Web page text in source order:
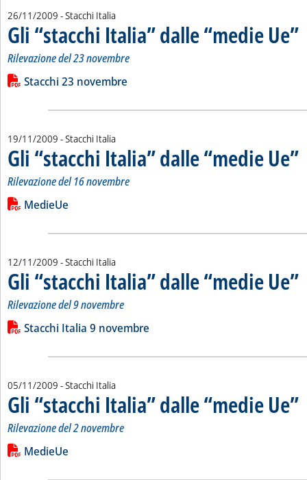
26/11/2009 - Stacchi Italia
Gli “stacchi Italia” dalle “medie Ue”..
Rilevazione del 23 novembre
Leggi tutta la notizia: 'Gli “stacchi Italia” dalle “medie Ue”'
Lista allegati PDF alla notizia
Stacchi 23 novembre
19/11/2009 - Stacchi Italia
Gli “stacchi Italia” dalle “medie Ue”..
Rilevazione del 16 novembre
Leggi tutta la notizia: 'Gli “stacchi Italia” dalle “medie Ue”'
Lista allegati PDF alla notizia
MedieUe
12/11/2009 - Stacchi Italia
Gli “stacchi Italia” dalle “medie Ue”..
Rilevazione del 9 novembre
Leggi tutta la notizia: 'Gli “stacchi Italia” dalle “medie Ue”'
Lista allegati PDF alla notizia
Stacchi Italia 9 novembre
05/11/2009 - Stacchi Italia
Gli “stacchi Italia” dalle “medie Ue”..
Rilevazione del 2 novembre
Leggi tutta la notizia: 'Gli “stacchi Italia” dalle “medie Ue”'
Lista allegati PDF alla notizia
MedieUe